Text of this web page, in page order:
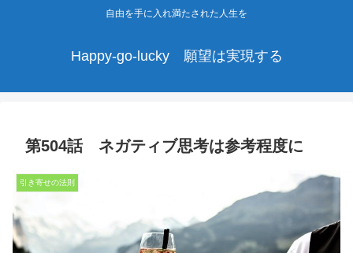
自由を手に入れ満たされた人生を
Happy-go-lucky 願望は実現する
第504話 ネガティブ思考は参考程度に
引き寄せの法則